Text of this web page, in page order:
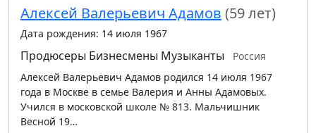
Алексей Валерьевич Адамов (59 лет)
Дата рождения: 14 июля 1967
Продюсеры Бизнесмены Музыканты
Россия
Алексей Валерьевич Адамов родился 14 июля 1967
года в Москве в семье Валерия и Анны Адамовых.
Учился в московской школе № 813. Мальчишник
Весной 19…